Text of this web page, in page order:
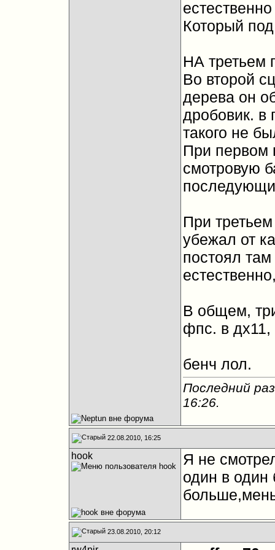
Который
НА третьем
Во второй
дерева он
дробовик. в
такого не
При первом
смотровую
При
убежал от
постоял
В общем,
фпс. в
бенч лол.
Последний
16:26.
22.08.2010, 16:25
hook
Я не
один в один
23.08.2010, 20:12